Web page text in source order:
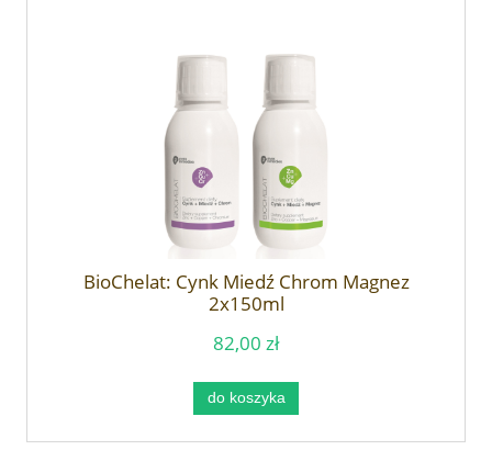
BioChelat: Cynk Miedź Chrom Magnez
2x150ml
82,00 zł
do koszyka